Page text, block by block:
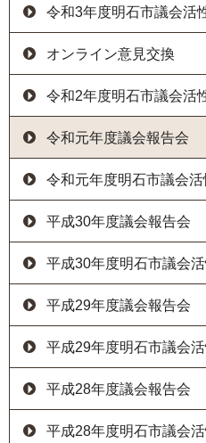
令和3年度明石市議会活
オンライン意見交換
令和2年度明石市議会活
令和元年度議会報告会
令和元年度明石市議会
平成30年度議会報告会
平成30年度明石市議会
平成29年度議会報告会
平成29年度明石市議会
平成28年度議会報告会
平成28年度明石市議会